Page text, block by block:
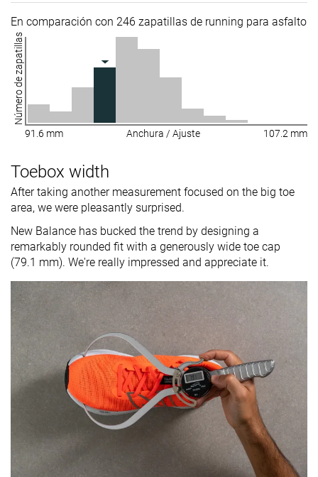
En comparación con 246 zapatillas de running para asfalto
Número de zapatillas
91.6 mm Anchura / Ajuste 107.2 mm
Toebox width
After taking another measurement focused on the big toe
area, we were pleasantly surprised.
New Balance has bucked the trend by designing a
remarkably rounded fit with a generously wide toe cap
(79.1 mm). We're really impressed and appreciate it.